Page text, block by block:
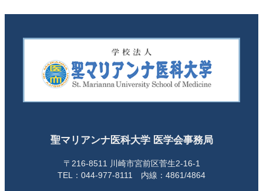
聖マリアンナ医科大学 医学会事務局
〒216-8511 川崎市宮前区菅生2-16-1
TEL：044-977-8111 内線：4861/4864